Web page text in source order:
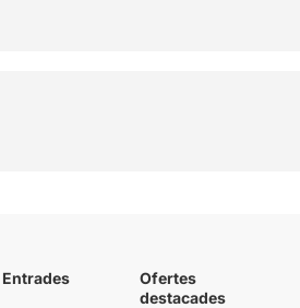
Entrades
Ofertes
destacades